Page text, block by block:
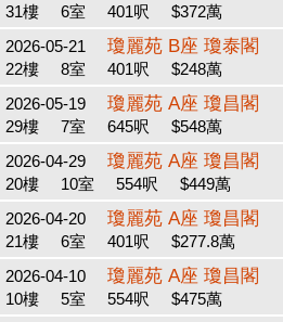
31樓 6室 401呎
$372萬
2026-05-21
瓊麗苑 B座 瓊泰閣
22樓 8室 401呎
$248萬
2026-05-19
瓊麗苑 A座 瓊昌閣
29樓 7室 645呎
$548萬
2026-04-29
瓊麗苑 A座 瓊昌閣
20樓 10室 554呎
$449萬
2026-04-20
瓊麗苑 A座 瓊昌閣
21樓 6室 401呎
$277.8萬
2026-04-10
瓊麗苑 A座 瓊昌閣
10樓 5室 554呎
$475萬